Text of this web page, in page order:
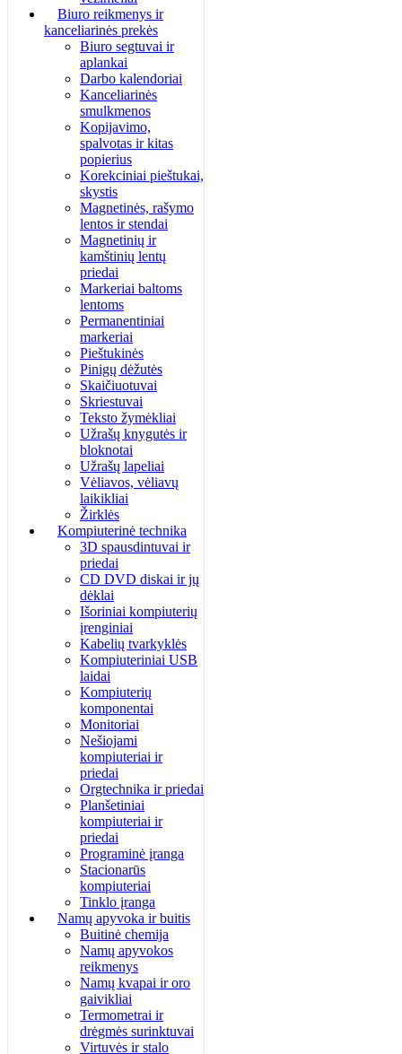
Biuro reikmenys ir
kanceliarinės prekės
Biuro segtuvai ir
aplankai
Darbo kalendoriai
Kanceliarinės
smulkmenos
Kopijavimo,
spalvotas ir kitas
popierius
Korekciniai pieštukai,
skystis
Magnetinės, rašymo
lentos ir stendai
Magnetinių ir
kamštinių lentų
priedai
Markeriai baltoms
lentoms
Permanentiniai
markeriai
Pieštukinės
Pinigų dėžutės
Skaičiuotuvai
Skriestuvai
Teksto žymėkliai
Užrašų knygutės ir
bloknotai
Užrašų lapeliai
Vėliavos, vėliavų
laikikliai
Žirklės
Kompiuterinė technika
3D spausdintuvai ir
priedai
CD DVD diskai ir jų
dėklai
Išoriniai kompiuterių
įrenginiai
Kabelių tvarkyklės
Kompiuteriniai USB
laidai
Kompiuterių
komponentai
Monitoriai
Nešiojami
kompiuteriai ir
priedai
Orgtechnika ir priedai
Planšetiniai
kompiuteriai ir
priedai
Programinė įranga
Stacionarūs
kompiuteriai
Tinklo įranga
Namų apyvoka ir buitis
Buitinė chemija
Namų apyvokos
reikmenys
Namų kvapai ir oro
gaivikliai
Termometrai ir
drėgmės surinktuvai
Virtuvės ir stalo